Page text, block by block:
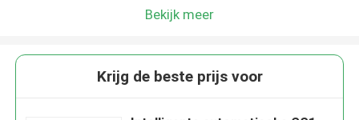
Bekijk meer
Krijg de beste prijs voor